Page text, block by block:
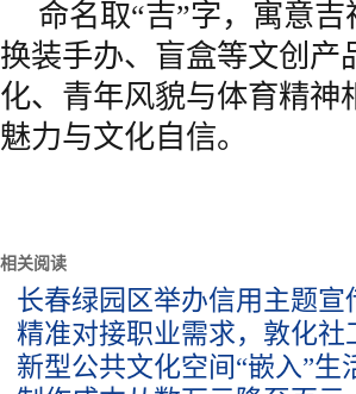
命名取“吉”字，寓意
换装手办、盲盒等文创产
化、青年风貌与体育精神
魅力与文化自信。
相关阅读
长春绿园区举办信用主题宣
精准对接职业需求，敦化
新型公共文化空间“嵌入”